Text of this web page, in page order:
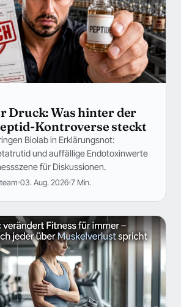
Druck: Was hinter der
Kontroverse steckt
Biolab in Erklärungsnot:
und auffällige Endotoxinwerte
für Diskussionen.
03. Aug. 2026 7 Min.